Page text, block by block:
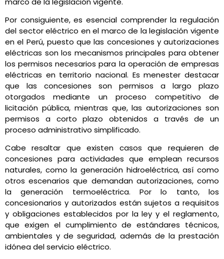
Por consiguiente, es esencial comprender la regulación
del sector eléctrico en el marco de la legislación vigente
en el Perú, puesto que las concesiones y autorizaciones
eléctricas son los mecanismos principales para obtener
los permisos necesarios para la operación de empresas
eléctricas en territorio nacional. Es menester destacar
que las concesiones son permisos a largo plazo
otorgados mediante un proceso competitivo de
licitación pública, mientras que, las autorizaciones son
permisos a corto plazo obtenidos a través de un
proceso administrativo simplificado.
Cabe resaltar que existen casos que requieren de
concesiones para actividades que emplean recursos
naturales, como la generación hidroeléctrica, así como
otros escenarios que demandan autorizaciones, como
la generación termoeléctrica. Por lo tanto, los
concesionarios y autorizados están sujetos a requisitos
y obligaciones establecidos por la ley y el reglamento,
que exigen el cumplimiento de estándares técnicos,
ambientales y de seguridad, además de la prestación
idónea del servicio eléctrico.